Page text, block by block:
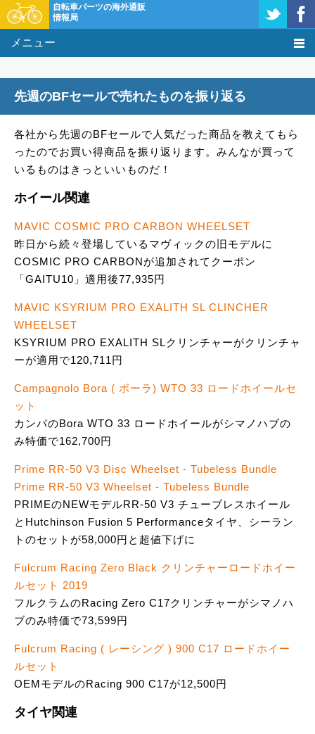
自転車パーツの海外通販
情報局
メニュー
基礎知識
購入方法
激安情報
先週のBFセールで売れたものを振り返る
各社から先週のBFセールで人気だった商品を教えてもら
ったのでお買い得商品を振り返ります。みんなが買って
いるものはきっといいものだ！
ホイール関連
MAVIC COSMIC PRO CARBON WHEELSET
昨日から続々登場しているマヴィックの旧モデルに
COSMIC PRO CARBONが追加されてクーポン
「GAITU10」適用後77,935円
MAVIC KSYRIUM PRO EXALITH SL CLINCHER
WHEELSET
KSYRIUM PRO EXALITH SLクリンチャーがクリンチャ
ーが適用で120,711円
Campagnolo Bora ( ボーラ) WTO 33 ロードホイールセ
ット
カンパのBora WTO 33 ロードホイールがシマノハブの
み特価で162,700円
Prime RR-50 V3 Disc Wheelset - Tubeless Bundle
Prime RR-50 V3 Wheelset - Tubeless Bundle
PRIMEのNEWモデルRR-50 V3 チューブレスホイール
とHutchinson Fusion 5 Performanceタイヤ、シーラン
トのセットが58,000円と超値下げに
Fulcrum Racing Zero Black クリンチャーロードホイー
ルセット 2019
フルクラムのRacing Zero C17クリンチャーがシマノハ
ブのみ特価で73,599円
Fulcrum Racing ( レーシング ) 900 C17 ロードホイー
ルセット
OEMモデルのRacing 900 C17が12,500円
タイヤ関連